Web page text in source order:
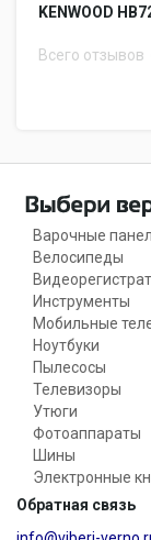
KENWOOD
Всего отзывов
Варочные
Велосипеды
Инструменты
Мобильные
Ноутбуки
Пылесосы
Телевизоры
Утюги
Фотоаппараты
Шины
Электронные
Обратная связь